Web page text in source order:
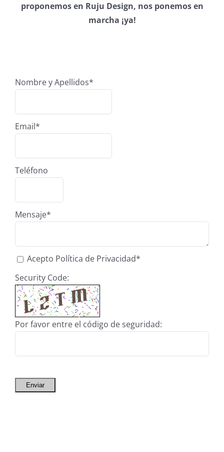
proponemos en Ruju Design, nos ponemos en
marcha ¡ya!
Nombre y Apellidos*
Email*
Teléfono
Mensaje*
Acepto Política de Privacidad*
Security Code:
Por favor entre el código de seguridad:
Enviar